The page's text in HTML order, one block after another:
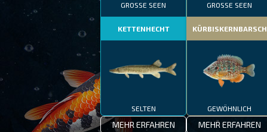
GROSSE SEEN
KETTENHECHT
SELTEN
MEHR ERFAHREN
GROSSE SEEN
KÜRBISKERNBARSCH
GEWÖHNLICH
MEHR ERFAHREN